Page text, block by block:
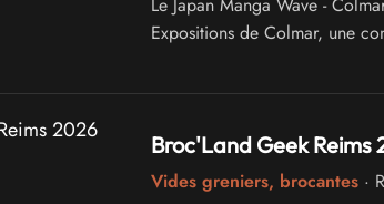
Le Japan Manga Wave -
Expositions de Colmar, une
Broc'Land Geek Reims
Vides greniers, brocantes·